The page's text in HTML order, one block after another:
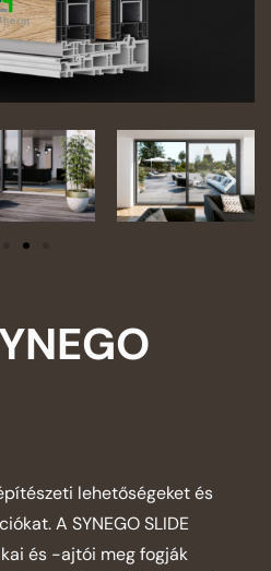
lehetőségeket és
A SYNEGO SLIDE
és -ajtói meg fogják